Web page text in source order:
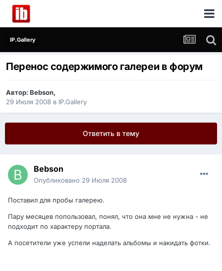
IP.Gallery
Перенос содержимого галереи в форум
Автор:Bebson,
29 Июля 2008 в IP.Gallery
Ответить в тему
Bebson
Опубликовано 29 Июля 2008
Поставил для пробы галерею.
Пару месяцев попользовал, понял, что она мне не нужна - не
подходит по характеру портала.
А посетители уже успели наделать альбомы и накидать фотки.